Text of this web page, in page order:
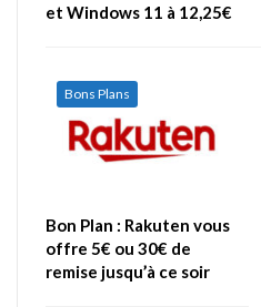
et Windows 11 à 12,25€
Bons Plans
Bon Plan : Rakuten vous
offre 5€ ou 30€ de
remise jusqu’à ce soir